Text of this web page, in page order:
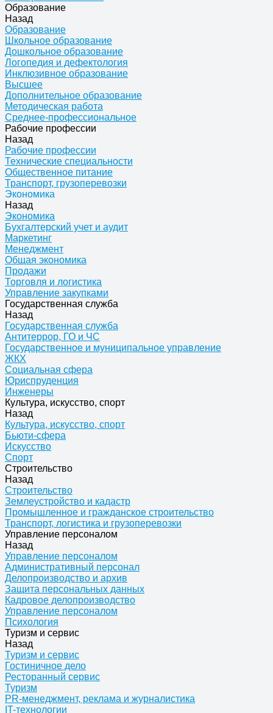
Образование
Назад
Образование
Школьное образование
Дошкольное образование
Логопедия и дефектология
Инклюзивное образование
Высшее
Дополнительное образование
Методическая работа
Среднее-профессиональное
Рабочие профессии
Назад
Рабочие профессии
Технические специальности
Общественное питание
Транспорт, грузоперевозки
Экономика
Назад
Экономика
Бухгалтерский учет и аудит
Маркетинг
Менеджмент
Общая экономика
Продажи
Торговля и логистика
Управление закупками
Государственная служба
Назад
Государственная служба
Антитеррор, ГО и ЧС
Государственное и муниципальное управление
ЖКХ
Социальная сфера
Юриспруденция
Инженеры
Культура, искусство, спорт
Назад
Культура, искусство, спорт
Бьюти-сфера
Искусство
Спорт
Строительство
Назад
Строительство
Землеустройство и кадастр
Промышленное и гражданское строительство
Транспорт, логистика и грузоперевозки
Управление персоналом
Назад
Управление персоналом
Административный персонал
Делопроизводство и архив
Защита персональных данных
Кадровое делопроизводство
Управление персоналом
Психология
Туризм и сервис
Назад
Туризм и сервис
Гостиничное дело
Ресторанный сервис
Туризм
PR-менеджмент, реклама и журналистика
IT-технологии